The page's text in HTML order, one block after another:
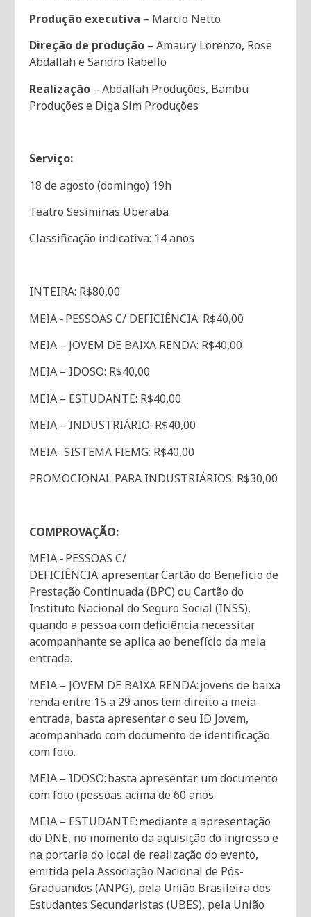
Produção executiva – Marcio Netto
Direção de produção – Amaury Lorenzo, Rose
Abdallah e Sandro Rabello
Realização – Abdallah Produções, Bambu
Produções e Diga Sim Produções
Serviço:
18 de agosto (domingo) 19h
Teatro Sesiminas Uberaba
Classificação indicativa: 14 anos
INTEIRA: R$80,00
MEIA - PESSOAS C/ DEFICIÊNCIA: R$40,00
MEIA – JOVEM DE BAIXA RENDA: R$40,00
MEIA – IDOSO: R$40,00
MEIA – ESTUDANTE: R$40,00
MEIA – INDUSTRIÁRIO: R$40,00
MEIA- SISTEMA FIEMG: R$40,00
PROMOCIONAL PARA INDUSTRIÁRIOS: R$30,00
COMPROVAÇÃO:
MEIA - PESSOAS C/
DEFICIÊNCIA: apresentar Cartão do Benefício de
Prestação Continuada (BPC) ou Cartão do
Instituto Nacional do Seguro Social (INSS),
quando a pessoa com deficiência necessitar
acompanhante se aplica ao benefício da meia
entrada.
MEIA – JOVEM DE BAIXA RENDA: jovens de baixa
renda entre 15 a 29 anos tem direito a meia-
entrada, basta apresentar o seu ID Jovem,
acompanhado com documento de identificação
com foto.
MEIA – IDOSO: basta apresentar um documento
com foto (pessoas acima de 60 anos.
MEIA – ESTUDANTE: mediante a apresentação
do DNE, no momento da aquisição do ingresso e
na portaria do local de realização do evento,
emitida pela Associação Nacional de Pós-
Graduandos (ANPG), pela União Brasileira dos
Estudantes Secundaristas (UBES), pela União